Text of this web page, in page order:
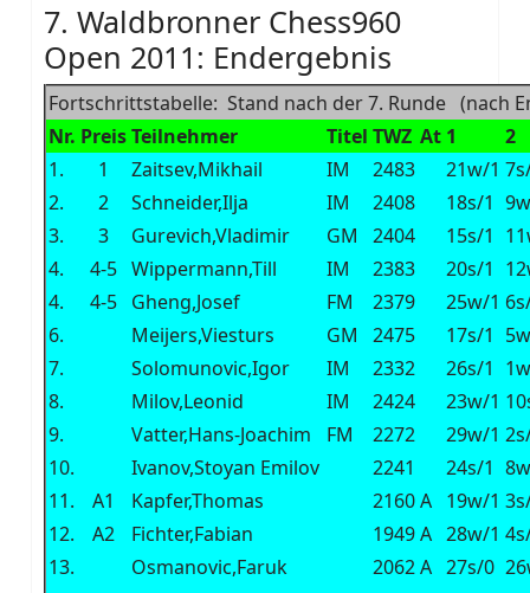
7. Waldbronner Chess960
Open 2011: Endergebnis
Fortschrittstabelle: Stand nach der 7. Runde (nach
Nr. PreisTeilnehmer Titel TWZ At 1
2
1.
1 Zaitsev,Mikhail IM 2483 21w/1
2.
2 Schneider,Ilja IM 2408 18s/1
3.
3 Gurevich,Vladimir GM 2404 15s/1
4.
4-5 Wippermann,Till IM 2383 20s/1
4.
4-5 Gheng,Josef FM 2379 25w/1
6.
Meijers,Viesturs GM 2475 17s/1
7.
Solomunovic,Igor IM 2332 26s/1
8.
Milov,Leonid IM 2424 23w/1
9.
Vatter,Hans-Joachim FM 2272 29w/1
10.
Ivanov,Stoyan Emilov 2241 24s/1
11.
A1 Kapfer,Thomas 2160A 19w/1
12.
A2 Fichter,Fabian 1949A 28w/1
13.
Osmanovic,Faruk 2062A 27s/0